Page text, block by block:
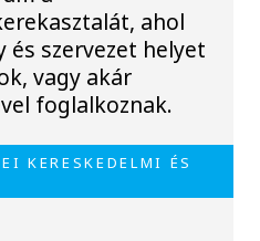
ahol
és szervezet helyet
vagy akár
foglalkoznak.
KERESKEDELMI ÉS